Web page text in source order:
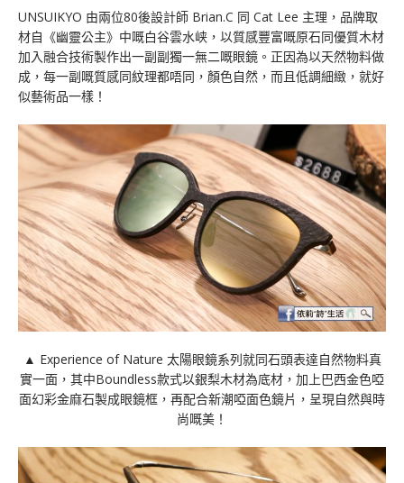
UNSUIKYO 由兩位80後設計師 Brian.C 同 Cat Lee 主理，品牌取
材自《幽靈公主》中嘅⽩⾕雲⽔峡，以質感豐富嘅原⽯同優質⽊材
加入融合技術製作出一副副獨一無二嘅眼鏡。正因為以天然物料做
成，每一副嘅質感同紋理都唔同，顏色自然，而且低調細緻，就好
似藝術品一樣！
▲ Experience of Nature 太陽眼鏡系列就同⽯頭表達⾃然物料真
實⼀⾯，其中Boundless款式以銀梨⽊材為底材，加上巴⻄⾦⾊啞
⾯幻彩⾦麻⽯製成眼鏡框，再配合新潮啞⾯⾊鏡⽚，呈現⾃然與時
尚嘅美！